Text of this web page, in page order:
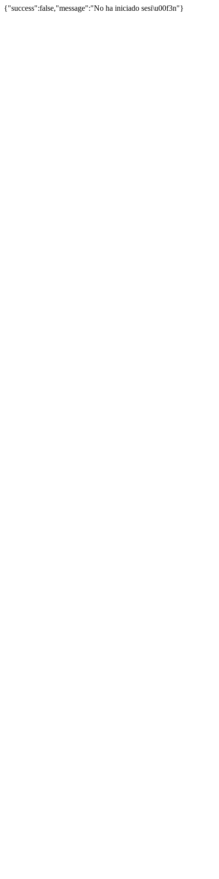
{"success":false,"message":"No ha iniciado sesi\u00f3n"}